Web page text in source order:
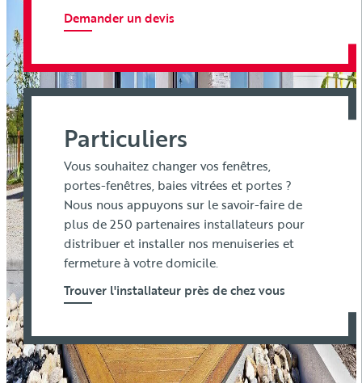
Demander un devis
Particuliers
Vous souhaitez changer vos fenêtres,
portes-fenêtres, baies vitrées et portes ?
Nous nous appuyons sur le savoir-faire de
plus de 250 partenaires installateurs pour
distribuer et installer nos menuiseries et
fermeture à votre domicile.
Trouver l'installateur près de chez vous